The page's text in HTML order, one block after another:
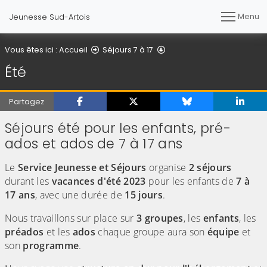
Jeunesse Sud-Artois Menu
Vous êtes ici : Accueil Séjours 7 à 17
Été
Partagez
Séjours été pour les enfants, pré-
ados et ados de 7 à 17 ans
Le Service Jeunesse et Séjours organise 2 séjours
durant les vacances d'été2023 pour les enfants de7 à
17 ans, avec une durée de 15 jours.
Nous travaillons sur place sur 3 groupes, les enfants, les
préados et les ados chaque groupe aura son équipe et
son programme.